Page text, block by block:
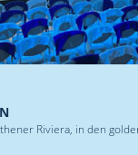
Riviera, in den